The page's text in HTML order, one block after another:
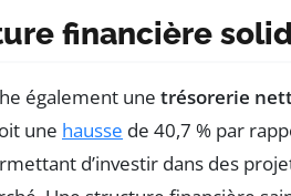
financière
également une trésorerie
une hausse de 40,7 % par
d’investir dans des